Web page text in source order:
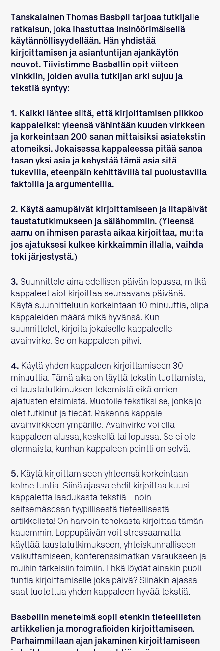
Tanskalainen Thomas Basbøll
tarjoaa tutkijalle
ratkaisun, joka ihastuttaa insinöörimäisellä
käytännöllisyydellään. Hän yhdistää
kirjoittamisen ja asiantuntijan ajankäytön
neuvot.
Tiivistimme Basbøllin opit viiteen
vinkkiin, joiden avulla tutkijan arki sujuu ja
tekstiä syntyy:
1. Kaikki lähtee siitä, että kirjoittamisen pilkkoo
kappaleiksi: yleensä vähintään kuuden virkkeen
ja korkeintaan 200 sanan mittaisiksi asiatekstin
atomeiksi. Jokaisessa kappaleessa pitää sanoa
tasan yksi asia ja kehystää tämä asia sitä
tukevilla, eteenpäin kehittävillä tai puolustavilla
faktoilla ja argumenteilla.
2. Käytä aamupäivät kirjoittamiseen ja iltapäivät
taustatutkimukseen ja sälähommiin. (Yleensä
aamu on ihmisen parasta aikaa kirjoittaa, mutta
jos ajatuksesi kulkee kirkkaimmin illalla, vaihda
toki järjestystä.)
3. Suunnittele aina edellisen päivän lopussa, mitkä
kappaleet aiot kirjoittaa seuraavana päivänä.
Käytä suunnitteluun korkeintaan 10 minuuttia, olipa
kappaleiden määrä mikä hyvänsä. Kun
suunnittelet, kirjoita jokaiselle kappaleelle
avainvirke. Se on kappaleen pihvi.
4. Käytä yhden kappaleen kirjoittamiseen 30
minuuttia. Tämä aika on täyttä tekstin tuottamista,
ei taustatutkimuksen tekemistä eikä omien
ajatusten etsimistä. Muotoile tekstiksi se, jonka jo
olet tutkinut ja tiedät. Rakenna kappale
avainvirkkeen ympärille. Avainvirke voi olla
kappaleen alussa, keskellä tai lopussa. Se ei ole
olennaista, kunhan kappaleen pointti on selvä.
5. Käytä kirjoittamiseen yhteensä korkeintaan
kolme tuntia. Siinä ajassa ehdit kirjoittaa kuusi
kappaletta laadukasta tekstiä – noin
seitsemäsosan tyypillisestä tieteellisestä
artikkelista! On harvoin tehokasta kirjoittaa tämän
kauemmin. Loppupäivän voit stressaamatta
käyttää taustatutkimukseen, yhteiskunnalliseen
vaikuttamiseen, konferenssimatkan varaukseen ja
muihin tärkeisiin toimiin. Ehkä löydät ainakin puoli
tuntia kirjoittamiselle joka päivä? Siinäkin ajassa
saat tuotettua yhden kappaleen hyvää tekstiä.
Basbøllin menetelmä sopii etenkin tieteellisten
artikkelien ja monografioiden kirjoittamiseen.
Parhaimmillaan ajan jakaminen kirjoittamiseen